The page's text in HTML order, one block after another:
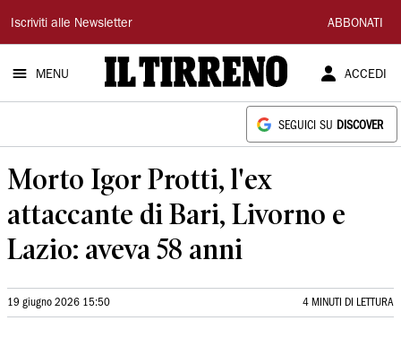
Il
Tirreno
Iscriviti alle Newsletter ABBONATI
MENU ACCEDI
SEGUICI SU DISCOVER
Morto Igor Protti, l'ex
attaccante di Bari, Livorno e
Lazio: aveva 58 anni
19 giugno 2026 15:50 4 MINUTI DI LETTURA